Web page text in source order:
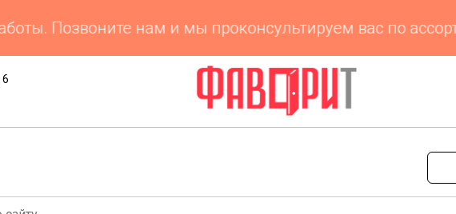
Позвоните нам и мы проконсультируем вас по